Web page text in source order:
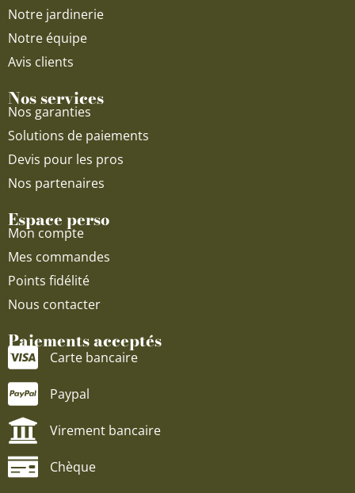
Notre jardinerie
Notre équipe
Avis clients
Nos services
Nos garanties
Solutions de paiements
Devis pour les pros
Nos partenaires
Espace perso
Mon compte
Mes commandes
Points fidélité
Nous contacter
Paiements acceptés
Carte bancaire
Paypal
Virement bancaire
Chèque